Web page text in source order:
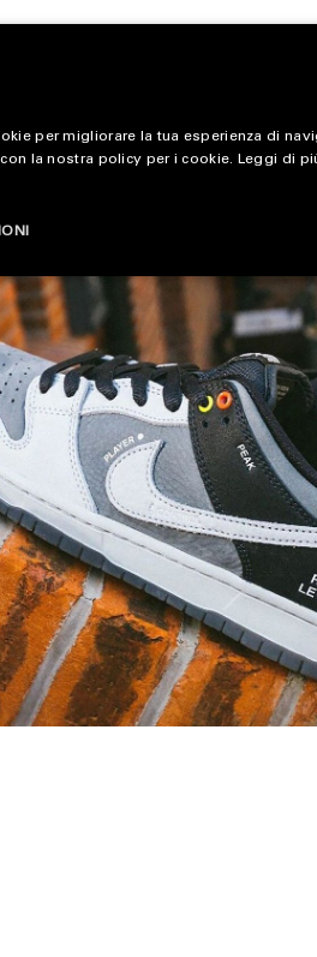
CARICA ALTRI
STYLE
per migliorare la tua esperienza di
la nostra policy per i cookie. Leggi di